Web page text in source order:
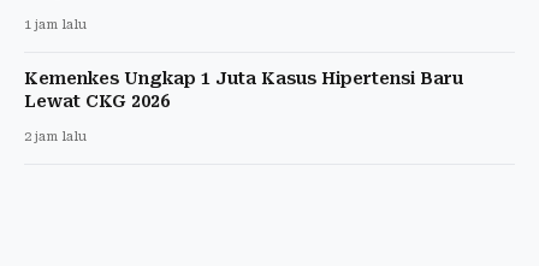
1 jam lalu
Kemenkes Ungkap 1 Juta Kasus Hipertensi Baru
Lewat CKG 2026
2 jam lalu